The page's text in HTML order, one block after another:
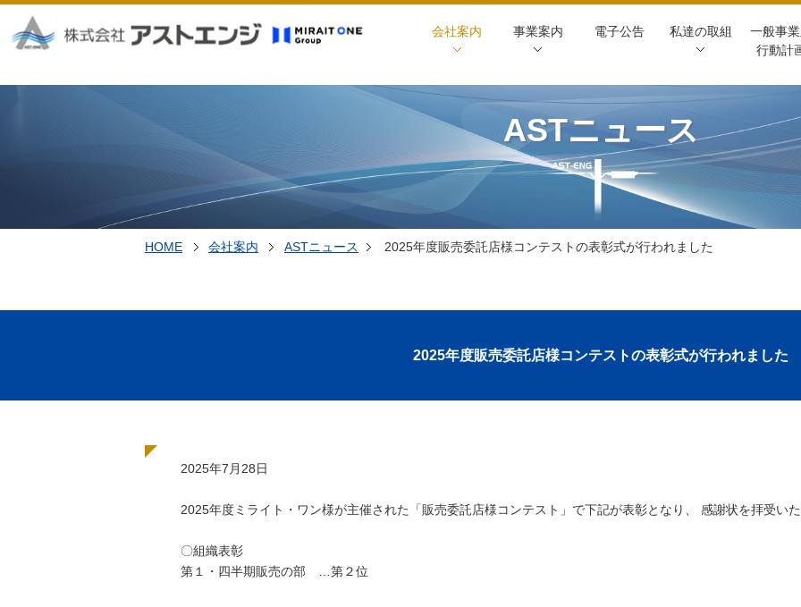
会社案内 事業案内 電子公告 私達の取組
一般事
行動計
ASTニュース
HOME 会社案内 ASTニュース 2025年度販売委託店様コンテストの表彰式が行われました
2025年度販売委託店様コンテストの表彰式が行われました
2025年7月28日
2025年度ミライト・ワン様が主催された「販売委託店様コンテスト」で下記が表彰となり、 感謝状を拝受い
〇組織表彰
第１・四半期販売の部 …第２位